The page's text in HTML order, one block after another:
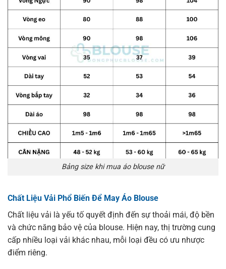
Bảng size khi mua áo blouse nữ
Chất Liệu Vải Phổ Biến Để May Áo Blouse
Chất liệu vải là yếu tố quyết định đến sự thoải mái, độ bền
và chức năng bảo vệ của blouse. Hiện nay, thị trường cung
cấp nhiều loại vải khác nhau, mỗi loại đều có ưu nhược
điểm riêng.